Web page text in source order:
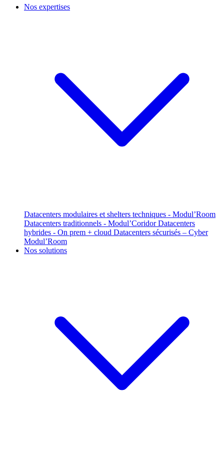
Nos expertises
Datacenters modulaires et shelters techniques - Modul’Room
Datacenters traditionnels - Modul’CoridorDatacenters
hybrides - On prem + cloud Datacenters sécurisés – Cyber
Modul’Room
Nos solutions